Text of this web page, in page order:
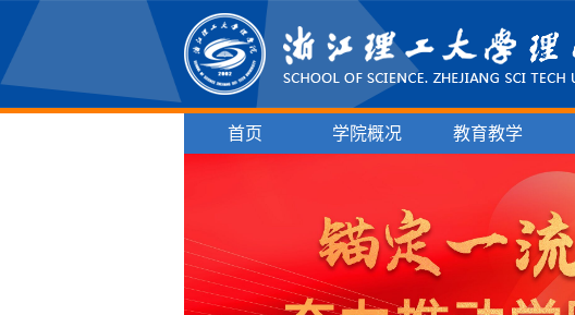
首页 学院概况 教育教学